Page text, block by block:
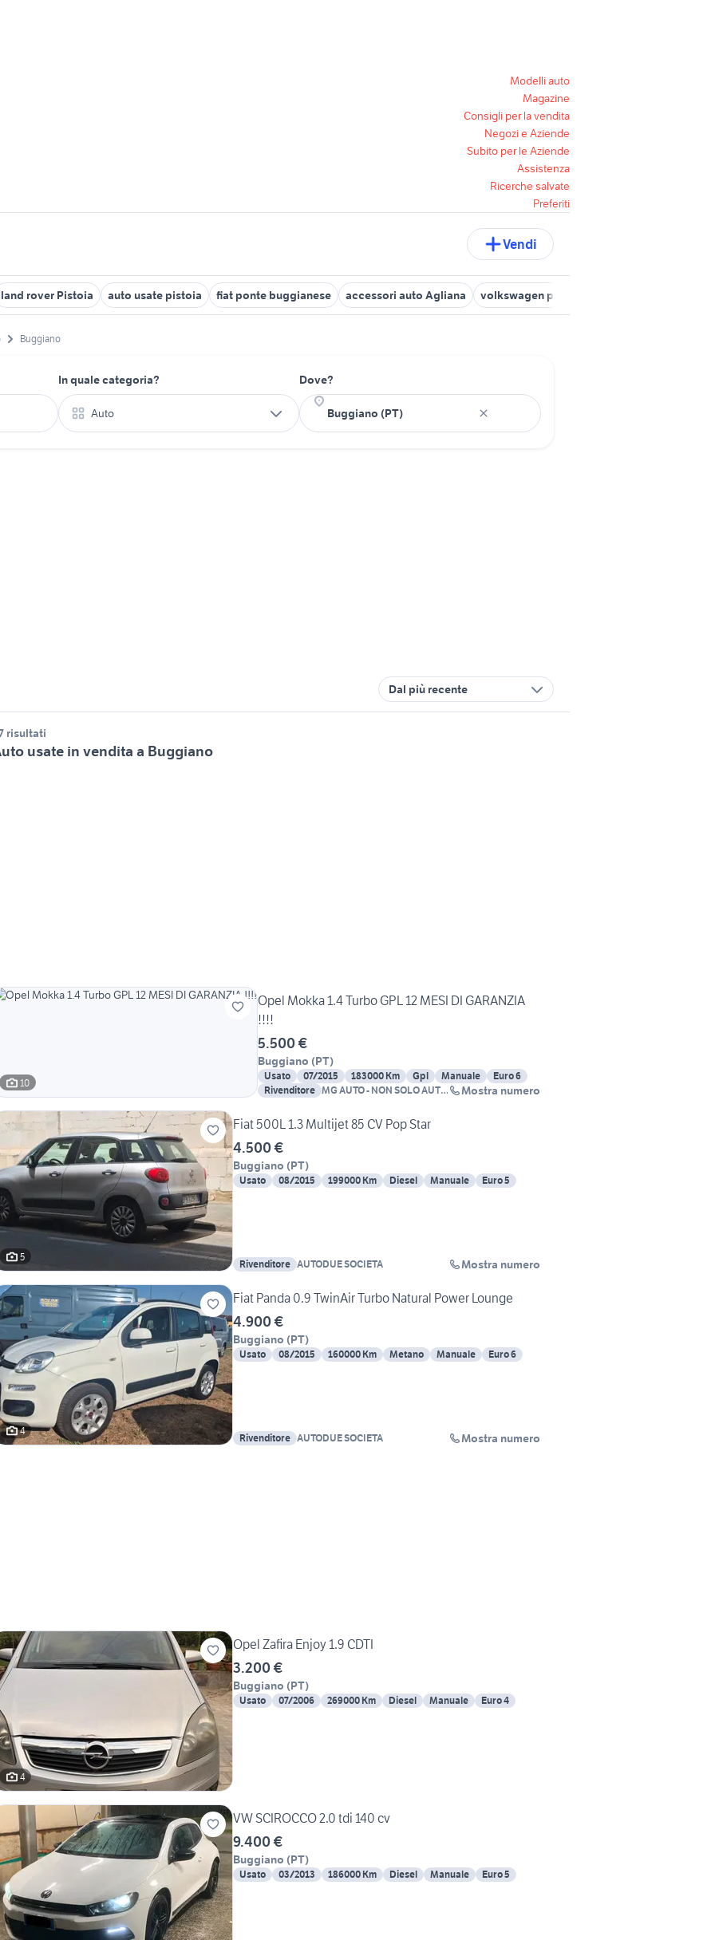
Modelli auto
Magazine
Consigli per la vendita
Negozi e Aziende
Subito per le Aziende
Assistenza
Ricerche salvate
Preferiti
Vendi
land rover Pistoia auto usate pistoia fiat ponte buggianese accessori auto Agliana volkswagen pieve a nievole
Buggiano
In quale categoria?
Auto
Dove?
Dal più recente
risultati
usate in vendita a Buggiano
10
Opel Mokka 1.4 Turbo GPL 12 MESI DI GARANZIA
!!!!
5.500 €
Buggiano (PT)
Usato 07/2015 183000 Km Gpl Manuale
Euro 6
Rivenditore MG AUTO - NON SOLO AUTO
Mostra numero
5
Fiat 500L 1.3 Multijet 85 CV Pop Star
4.500 €
Buggiano (PT)
Usato 08/2015 199000 Km Diesel Manuale Euro 5
Rivenditore AUTODUE SOCIETA Mostra numero
4
Fiat Panda 0.9 TwinAir Turbo Natural Power Lounge
4.900 €
Buggiano (PT)
Usato 08/2015 160000 Km Metano Manuale Euro 6
Rivenditore AUTODUE SOCIETA Mostra numero
4
Opel Zafira Enjoy 1.9 CDTI
3.200 €
Buggiano (PT)
Usato 07/2006 269000 Km Diesel Manuale Euro 4
VW SCIROCCO 2.0 tdi 140 cv
9.400 €
Buggiano (PT)
Usato 03/2013 186000 Km Diesel Manuale Euro 5